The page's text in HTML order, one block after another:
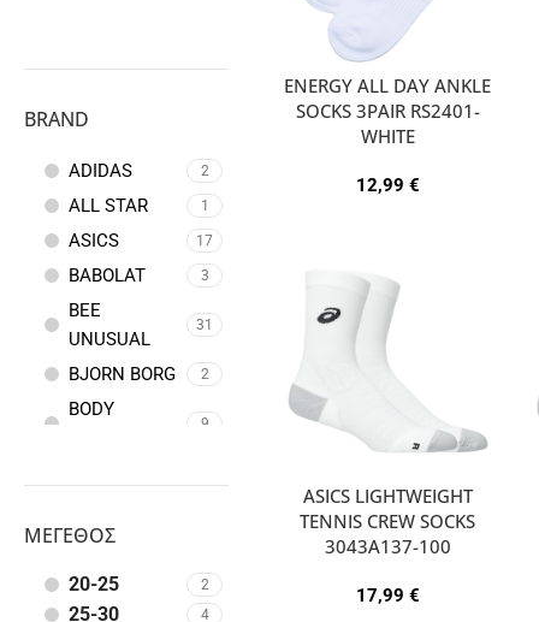
BRAND
ADIDAS 2
ALL STAR 1
ASICS 17
BABOLAT 3
BEE
UNUSUAL
31
BJORN BORG 2
BODY
9
GSA
HUGO BOSS 2
NIKE 30
ΜΈΓΕΘΟΣ
20-25 2
25-30 4
ENERGY ALL DAY ANKLE
SOCKS 3PAIR RS2401-
WHITE
12,99 €
ASICS LIGHTWEIGHT
TENNIS CREW SOCKS
3043A137-100
17,99 €